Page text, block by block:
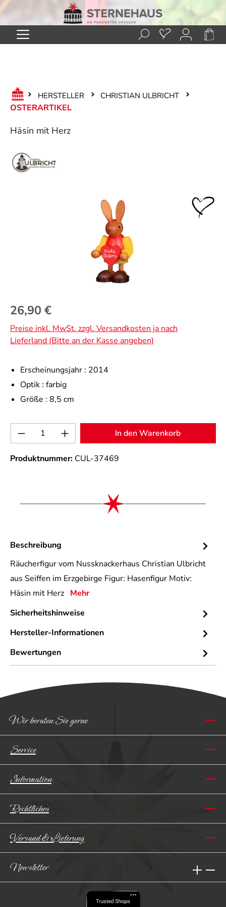
Zum Hauptinhalt springen
HERSTELLER CHRISTIAN ULBRICHT
OSTERARTIKEL
Häsin mit Herz
Bildergalerie überspringen
Regulärer Preis:
26,90 €
Preise inkl. MwSt. zzgl. Versandkosten ja nach
Lieferland (Bitte an der Kasse angeben)
Erscheinungsjahr : 2014
Optik : farbig
Größe : 8,5 cm
Produkt Anzahl: Gib den gewünschten
In den Warenkorb
Produktnummer: CUL-37469
Beschreibung
Räucherfigur vom Nussknackerhaus Christian Ulbricht
aus Seiffen im Erzgebirge Figur: Hasenfigur Motiv:
Häsin mit Herz Mehr
Sicherheitshinweise
Hersteller-Informationen
Bewertungen
Wir beraten Sie gerne
Service
Information
Rechtliches
Versand & Lieferung
Newsletter